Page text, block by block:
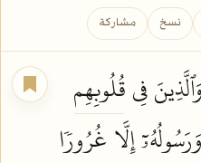
نسخ مشاركة
وَٱلَّذِينَ فِيقُلُوبِهِم
وَرَسُولُهُۥٓإِلَّاغُرُورٗا